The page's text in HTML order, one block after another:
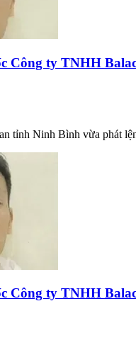
Công ty TNHH
tỉnh Ninh Bình vừa phát
Công ty TNHH